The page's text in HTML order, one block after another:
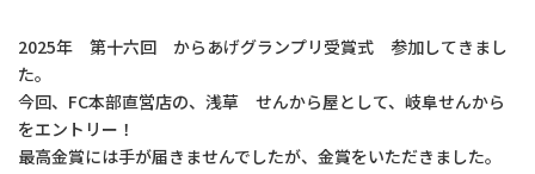
2025年 第十六回 からあげグランプリ受賞式 参加してきまし
た。
今回、FC本部直営店の、浅草 せんから屋として、岐阜せんから
をエントリー！
最高金賞には手が届きませんでしたが、金賞をいただきました。